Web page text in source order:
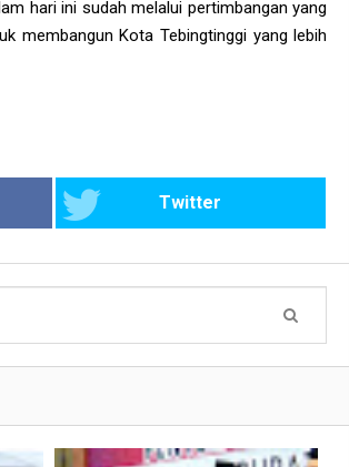
hari ini sudah melalui pertimbangan yang
membangun Kota Tebingtinggi yang lebih
Twitter